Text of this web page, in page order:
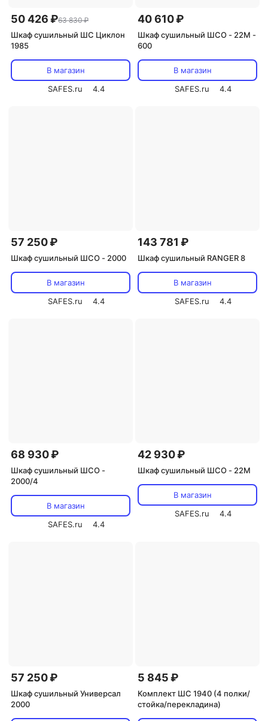
50 426 ₽63 830 ₽
Шкаф сушильный ШС Циклон
1985
В магазин
SAFES.ru
4.4
40 610 ₽
Шкаф сушильный ШСО - 22М -
600
В магазин
SAFES.ru
4.4
57 250 ₽
Шкаф сушильный ШСО - 2000
В магазин
SAFES.ru
4.4
143 781 ₽
Шкаф сушильный RANGER 8
В магазин
SAFES.ru
4.4
68 930 ₽
Шкаф сушильный ШСО -
2000/4
В магазин
SAFES.ru
4.4
42 930 ₽
Шкаф сушильный ШСО - 22М
В магазин
SAFES.ru
4.4
57 250 ₽
Шкаф сушильный Универсал
2000
5 845 ₽
Комплект ШС 1940 (4 полки/
стойка/перекладина)